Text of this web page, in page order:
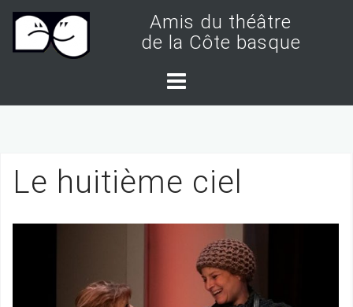
t
Amis du théâtre
de la Côte basque
Le huitième ciel